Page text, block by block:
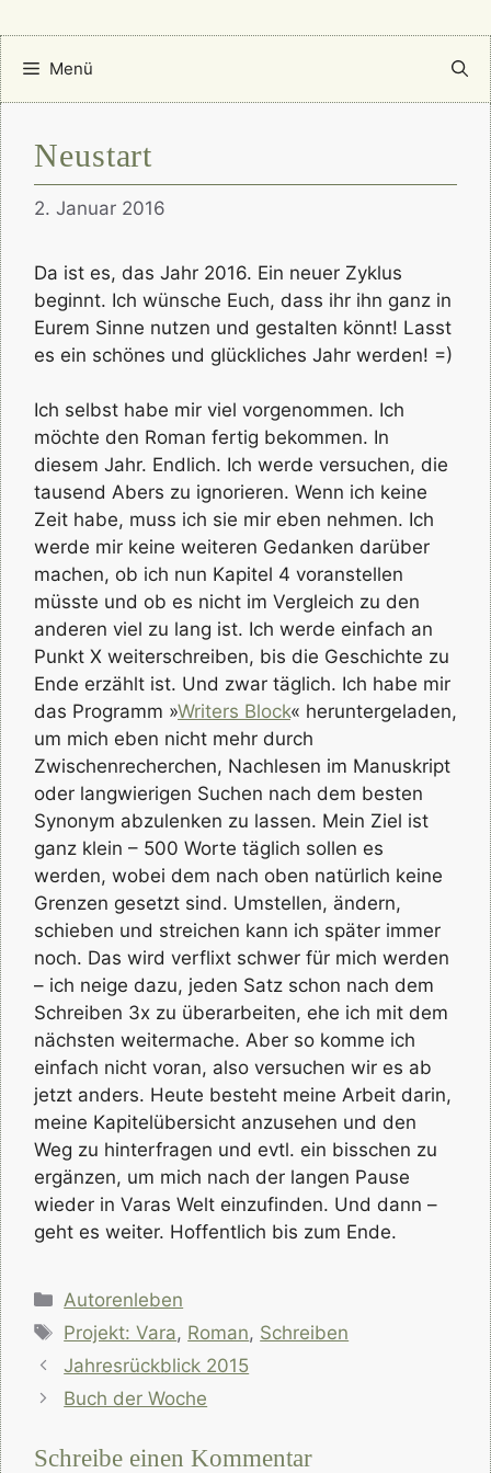
Menü
Neustart
2. Januar 2016
Da ist es, das Jahr 2016. Ein neuer Zyklus
beginnt. Ich wünsche Euch, dass ihr ihn ganz in
Eurem Sinne nutzen und gestalten könnt! Lasst
es ein schönes und glückliches Jahr werden! =)
Ich selbst habe mir viel vorgenommen. Ich
möchte den Roman fertig bekommen. In
diesem Jahr. Endlich. Ich werde versuchen, die
tausend Abers zu ignorieren. Wenn ich keine
Zeit habe, muss ich sie mir eben nehmen. Ich
werde mir keine weiteren Gedanken darüber
machen, ob ich nun Kapitel 4 voranstellen
müsste und ob es nicht im Vergleich zu den
anderen viel zu lang ist. Ich werde einfach an
Punkt X weiterschreiben, bis die Geschichte zu
Ende erzählt ist. Und zwar täglich. Ich habe mir
das Programm »Writers Block« heruntergeladen,
um mich eben nicht mehr durch
Zwischenrecherchen, Nachlesen im Manuskript
oder langwierigen Suchen nach dem besten
Synonym abzulenken zu lassen. Mein Ziel ist
ganz klein – 500 Worte täglich sollen es
werden, wobei dem nach oben natürlich keine
Grenzen gesetzt sind. Umstellen, ändern,
schieben und streichen kann ich später immer
noch. Das wird verflixt schwer für mich werden
– ich neige dazu, jeden Satz schon nach dem
Schreiben 3x zu überarbeiten, ehe ich mit dem
nächsten weitermache. Aber so komme ich
einfach nicht voran, also versuchen wir es ab
jetzt anders. Heute besteht meine Arbeit darin,
meine Kapitelübersicht anzusehen und den
Weg zu hinterfragen und evtl. ein bisschen zu
ergänzen, um mich nach der langen Pause
wieder in Varas Welt einzufinden. Und dann –
geht es weiter. Hoffentlich bis zum Ende.
Kategorien
Autorenleben
Schlagwörter
Projekt: Vara, Roman, Schreiben
Jahresrückblick 2015
Buch der Woche
Schreibe einen Kommentar